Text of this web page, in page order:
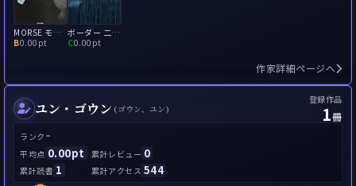
MORSE モールス
B0.00pt
ボーダー 二つの世界
C0.00pt
作家詳細ページへ
ユン・ゴウン (ゴウン、ユン)
登録作品
1冊
ランク -
平均点 0.00pt 累計レビュー 0
累計読書 1 累計アクセス 544